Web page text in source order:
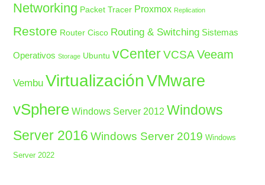
Networking Packet Tracer Proxmox Replication
Restore Router Cisco Routing & Switching Sistemas
Operativos Storage Ubuntu vCenter VCSA Veeam
Vembu Virtualización VMware
vSphere Windows Server 2012 Windows
Server 2016 Windows Server 2019 Windows
Server 2022